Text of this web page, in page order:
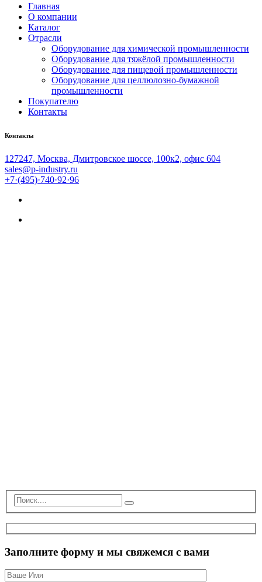
Главная
О компании
Каталог
Отрасли
Оборудование для химической промышленности
Оборудование для тяжёлой промышленности
Оборудование для пищевой промышленности
Оборудование для целлюлозно-бумажной
промышленности
Покупателю
Контакты
Контакты
127247, Москва, Дмитровское шоссе, 100к2, офис 604
sales@p-industry.ru
+7·(495)·740·92·96
Заполните форму и мы свяжемся с вами